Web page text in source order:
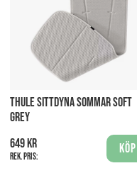
THULE SITTDYNA SOMMAR SOFT
GREY
649 kr
Rek. pris:
Köp